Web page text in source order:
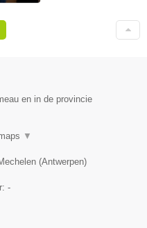
en in de provincie
▼
(Antwerpen)
-